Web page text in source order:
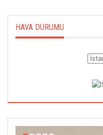
HAVA DURUMU